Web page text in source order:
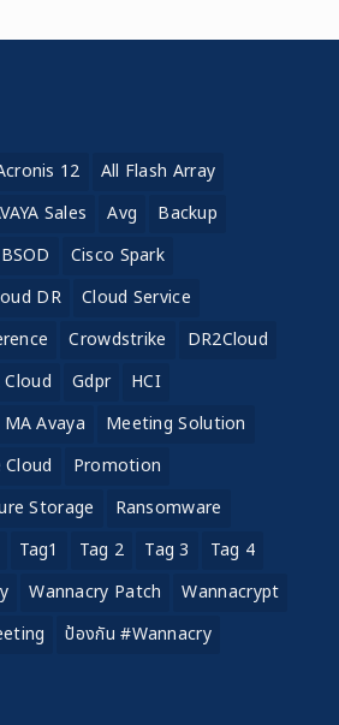
12
All Flash Array
Sales Avg
Backup
BSOD
Cisco Spark
DR
Cloud Service
Crowdstrike
DR2Cloud
Gdpr
HCI
MA Avaya
Meeting Solution
Promotion
Storage
Ransomware
Tag1 Tag 2 Tag 3
Tag 4
Wannacry Patch
Wannacrypt
ป้องกัน #wannacry